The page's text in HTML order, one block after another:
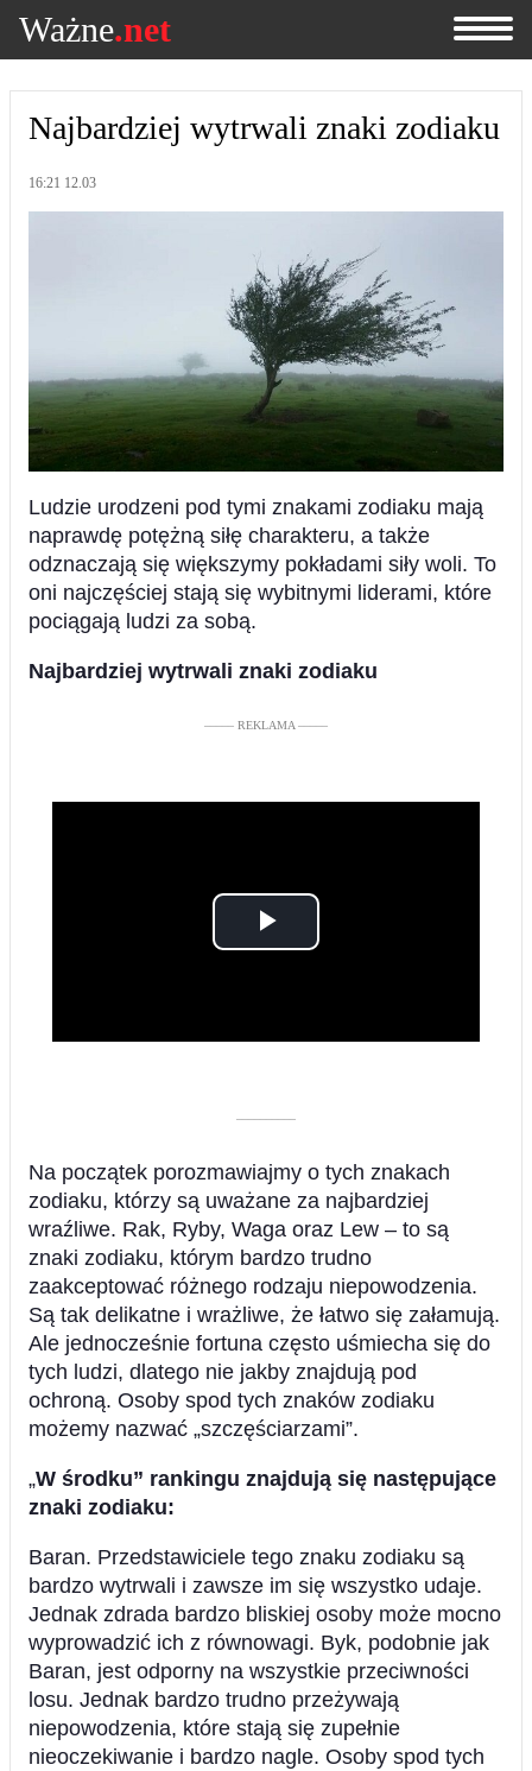
Ważne.net
Najbardziej wytrwali znaki zodiaku
16:21 12.03
Ludzie urodzeni pod tymi znakami zodiaku mają
naprawdę potężną siłę charakteru, a także
odznaczają się większymy pokładami siły woli. To
oni najczęściej stają się wybitnymi liderami, które
pociągają ludzi za sobą.
Najbardziej wytrwali znaki zodiaku
––––– REKLAMA –––––
Play
––––––––––
Na początek porozmawiajmy o tych znakach
zodiaku, którzy są uważane za najbardziej
wraźliwe. Rak, Ryby, Waga oraz Lew – to są
znaki zodiaku, którym bardzo trudno
zaakceptować różnego rodzaju niepowodzenia.
Są tak delikatne i wrażliwe, że łatwo się załamują.
Ale jednocześnie fortuna często uśmiecha się do
tych ludzi, dlatego nie jakby znajdują pod
ochroną. Osoby spod tych znaków zodiaku
możemy nazwać „szczęściarzami”.
„W środku” rankingu znajdują się następujące
znaki zodiaku:
Baran. Przedstawiciele tego znaku zodiaku są
bardzo wytrwali i zawsze im się wszystko udaje.
Jednak zdrada bardzo bliskiej osoby może mocno
wyprowadzić ich z równowagi. Byk, podobnie jak
Baran, jest odporny na wszystkie przeciwności
losu. Jednak bardzo trudno przeżywają
niepowodzenia, które stają się zupełnie
nieoczekiwanie i bardzo nagle. Osoby spod tych